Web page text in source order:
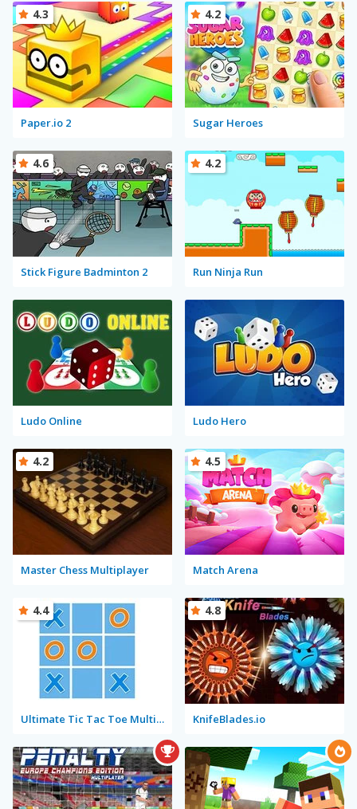
Paper.io 2
4.3
Sugar Heroes
4.2
Stick Figure Badminton 2
4.6
Run Ninja Run
4.2
Ludo Online Ludo Hero
Master Chess Multiplayer
4.2
Match Arena
4.5
Ultimate Tic Tac Toe Multiplayer
4.4
KnifeBlades.io
4.8